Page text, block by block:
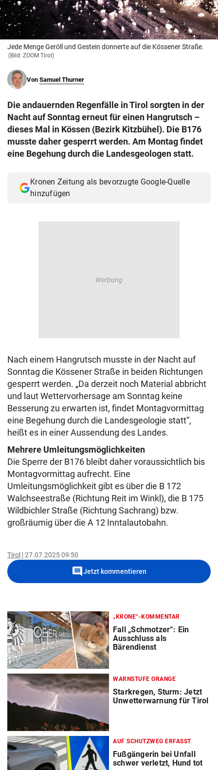
© Krone Multimedia GmbH & Co KG 2026
Muthgasse 2, 1190 Wien
Jede Menge Geröll und Gestein donnerte auf die Kössener Straße.
(Bild: ZOOM Tirol)
Von Samuel Thurner
Die andauernden Regenfälle in Tirol sorgten in der
Nacht auf Sonntag erneut für einen Hangrutsch –
dieses Mal in Kössen (Bezirk Kitzbühel). Die B176
musste daher gesperrt werden. Am Montag findet
eine Begehung durch die Landesgeologen statt.
Kronen Zeitung als bevorzugte Google-Quelle
hinzufügen
Nach einem Hangrutsch musste in der Nacht auf
Sonntag die Kössener Straße in beiden Richtungen
gesperrt werden. „Da derzeit noch Material abbricht
und laut Wettervorhersage am Sonntag keine
Besserung zu erwarten ist, findet Montagvormittag
eine Begehung durch die Landesgeologie statt“,
heißt es in einer Aussendung des Landes.
Mehrere Umleitungsmöglichkeiten
Die Sperre der B176 bleibt daher voraussichtlich bis
Montagvormittag aufrecht. Eine
Umleitungsmöglichkeit gibt es über die B 172
Walchseestraße (Richtung Reit im Winkl), die B 175
Wildbichler Straße (Richtung Sachrang) bzw.
großräumig über die A 12 Inntalautobahn.
Tirol 27.07.2025 09:50
commentJetzt kommentieren
„KRONE“-KOMMENTAR
Fall „Schmotzer“: Ein
Ausschluss als
Bärendienst
WARNSTUFE ORANGE
Starkregen, Sturm: Jetzt
Unwetterwarnung für Tirol
AUF SCHUTZWEG ERFASST
Fußgängerin bei Unfall
schwer verletzt, Hund tot